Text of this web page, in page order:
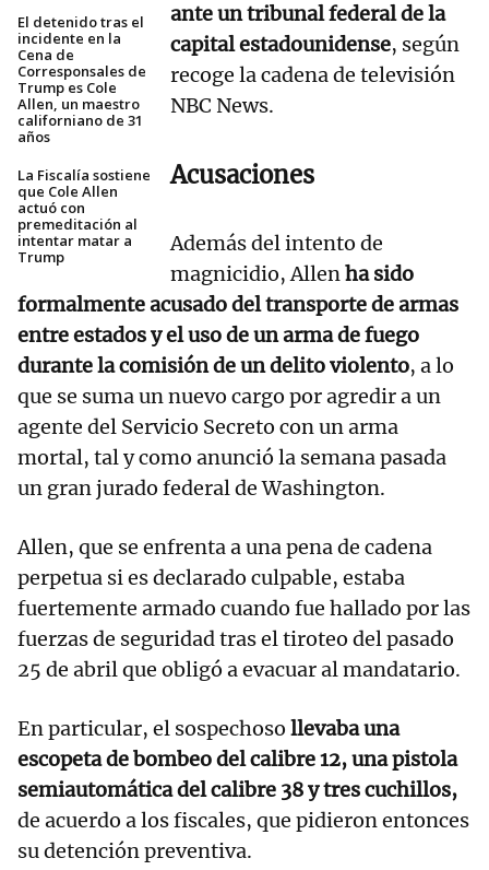
El detenido tras el
incidente en la
Cena de
Corresponsales de
Trump es Cole
Allen, un maestro
californiano de 31
años
La Fiscalía sostiene
que Cole Allen
actuó con
premeditación al
intentar matar a
Trump
ante un tribunal federal de la
capital estadounidense, según
recoge la cadena de televisión
NBC News.
Acusaciones
Además del intento de
magnicidio, Allenha sido
formalmente acusado del transporte de armas
entre estados y el uso de un arma de fuego
durante la comisión de un delito violento, a lo
que se suma un nuevo cargo por agredir a un
agente del Servicio Secreto con un arma
mortal, tal y como anunció la semana pasada
un gran jurado federal de Washington.
Allen, que se enfrenta a una pena de cadena
perpetua si es declarado culpable, estaba
fuertemente armado cuando fue hallado por las
fuerzas de seguridad tras el tiroteo del pasado
25 de abril que obligó a evacuar al mandatario.
En particular, el sospechoso llevaba una
escopeta de bombeo del calibre 12, una pistola
semiautomática del calibre 38 y tres cuchillos,
de acuerdo a los fiscales, que pidieron entonces
su detención preventiva.